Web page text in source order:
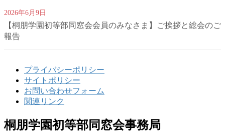
2026年6月9日
【桐朋学園初等部同窓会会員のみなさま】ご挨拶と総会のご
報告
プライバシーポリシー
サイトポリシー
お問い合わせフォーム
関連リンク
桐朋学園初等部同窓会事務局